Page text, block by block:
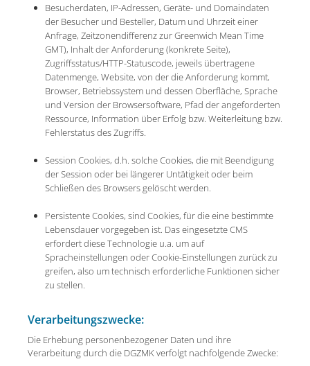
Besucherdaten, IP-Adressen, Geräte- und Domaindaten
der Besucher und Besteller, Datum und Uhrzeit einer
Anfrage, Zeitzonendifferenz zur Greenwich Mean Time
GMT), Inhalt der Anforderung (konkrete Seite),
Zugriffsstatus/HTTP-Statuscode, jeweils übertragene
Datenmenge, Website, von der die Anforderung kommt,
Browser, Betriebssystem und dessen Oberfläche, Sprache
und Version der Browsersoftware, Pfad der angeforderten
Ressource, Information über Erfolg bzw. Weiterleitung bzw.
Fehlerstatus des Zugriffs.
Session Cookies, d.h. solche Cookies, die mit Beendigung
der Session oder bei längerer Untätigkeit oder beim
Schließen des Browsers gelöscht werden.
Persistente Cookies, sind Cookies, für die eine bestimmte
Lebensdauer vorgegeben ist. Das eingesetzte CMS
erfordert diese Technologie u.a. um auf
Spracheinstellungen oder Cookie-Einstellungen zurück zu
greifen, also um technisch erforderliche Funktionen sicher
zu stellen.
Verarbeitungszwecke:
Die Erhebung personenbezogener Daten und ihre
Verarbeitung durch die DGZMK verfolgt nachfolgende Zwecke: